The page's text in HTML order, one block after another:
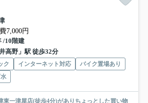
7,000円
/10階建
高野」駅 徒歩32分
ク インターネット対応
バイク置場あり
東一津屋店(徒歩4分)がありちょっとした買い物